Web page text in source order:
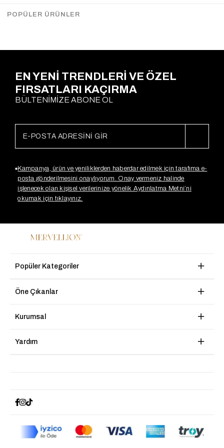
EN YENİ TRENDLERİ VE ÖZEL
FIRSATLARI KAÇIRMA
BÜLTENİMİZE ABONE OL
Kampanya, ürün ve yeniliklerden haberdar edilmek için tarafıma e-
posta gönderilmesini onaylıyorum. Onay vermeniz halinde
işlenecek olan kişisel verilerinize yönelik Aydınlatma Metni’ni
okumak için tıklayınız.
Popüler Kategoriler
Öne Çıkanlar
Kurumsal
Yardım
POPÜLER ÜRÜNLER